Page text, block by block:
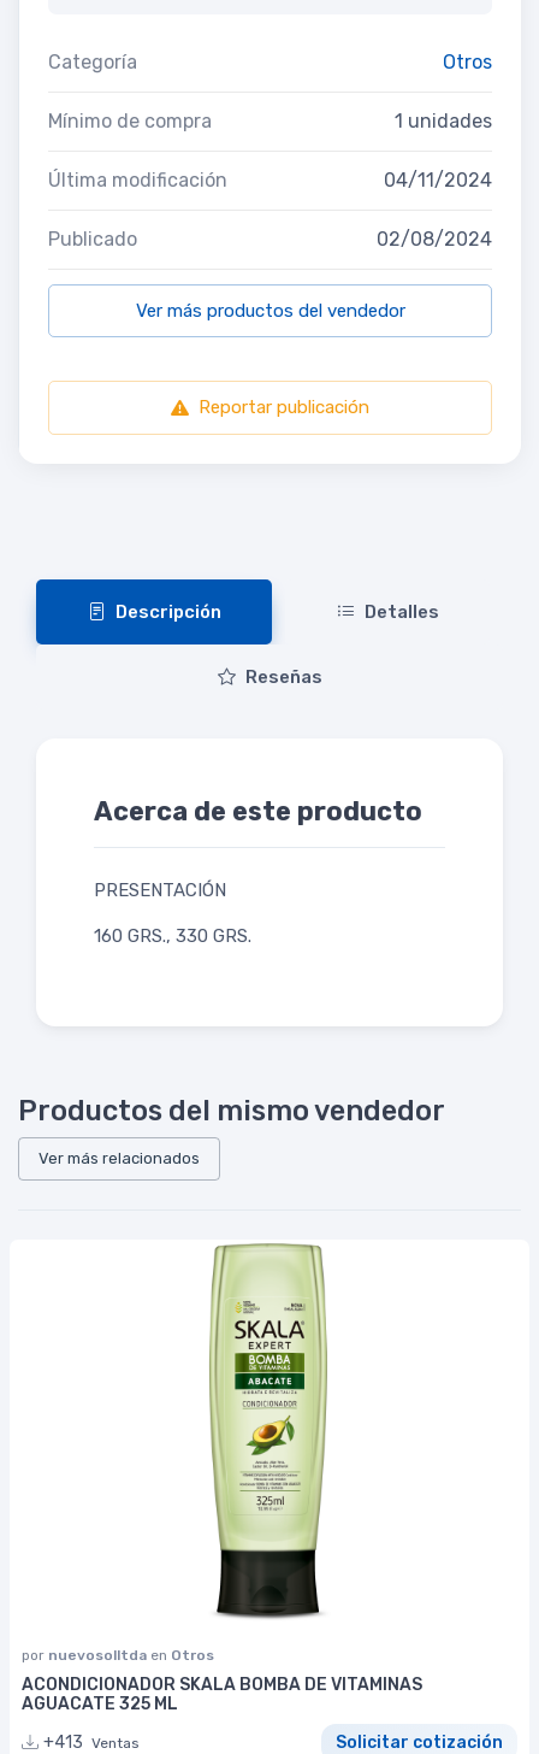
Categoría Otros
Mínimo de compra 1 unidades
Última modificación 04/11/2024
Publicado 02/08/2024
Ver más productos del vendedor
Reportar publicación
Descripción Detalles
Reseñas
Acerca de este producto
PRESENTACIÓN
160 GRS., 330 GRS.
Productos del mismo vendedor
Ver más relacionados
por nuevosolltda en Otros
ACONDICIONADOR SKALA BOMBA DE VITAMINAS
AGUACATE 325 ML
+413 Ventas Solicitar cotización